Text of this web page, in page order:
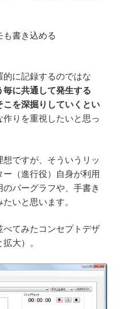
も書き込める
に記録するのではな
に共通して発生する
こを深掘りしていくとい
作りを重視したいと思っ
ですが、そういうリッ
（進行役）自身が利用
バーグラフや、手書き
いと思います。
べてみたコンセプトデザ
大）。